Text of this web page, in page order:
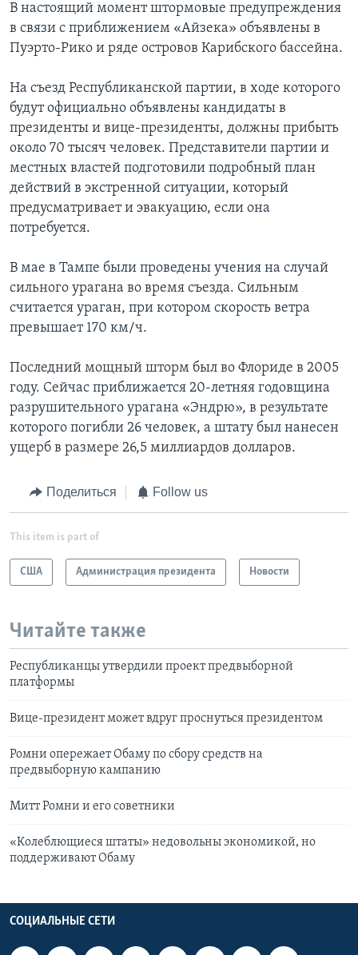
В настоящий момент штормовые предупреждения
в связи с приближением «Айзека» объявлены в
Пуэрто-Рико и ряде островов Карибского бассейна.
На съезд Республиканской партии, в ходе которого
будут официально объявлены кандидаты в
президенты и вице-президенты, должны прибыть
около 70 тысяч человек. Представители партии и
местных властей подготовили подробный план
действий в экстренной ситуации, который
предусматривает и эвакуацию, если она
потребуется.
В мае в Тампе были проведены учения на случай
сильного урагана во время съезда. Сильным
считается ураган, при котором скорость ветра
превышает 170 км/ч.
Последний мощный шторм был во Флориде в 2005
году. Сейчас приближается 20-летняя годовщина
разрушительного урагана «Эндрю», в результате
которого погибли 26 человек, а штату был нанесен
ущерб в размере 26,5 миллиардов долларов.
Поделиться Follow us
This item is part of
США Администрация президента Новости
Читайте также
Республиканцы утвердили проект предвыборной
платформы
Вице-президент может вдруг проснуться президентом
Ромни опережает Обаму по сбору средств на
предвыборную кампанию
Митт Ромни и его советники
«Колеблющиеся штаты» недовольны экономикой, но
поддерживают Обаму
СОЦИАЛЬНЫЕ СЕТИ